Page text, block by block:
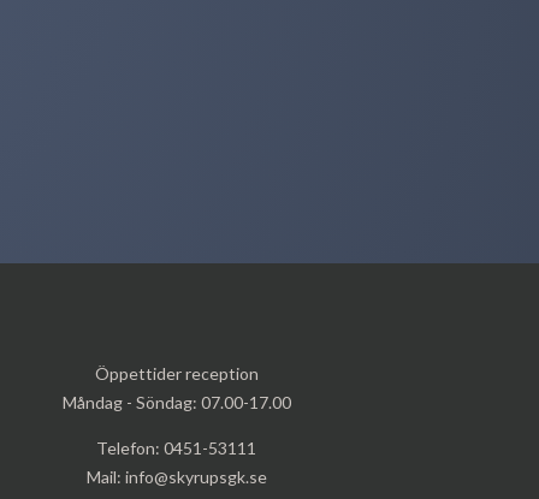
Öppettider reception
Måndag - Söndag: 07.00-17.00
Telefon: 0451-53111
Mail: info@skyrupsgk.se